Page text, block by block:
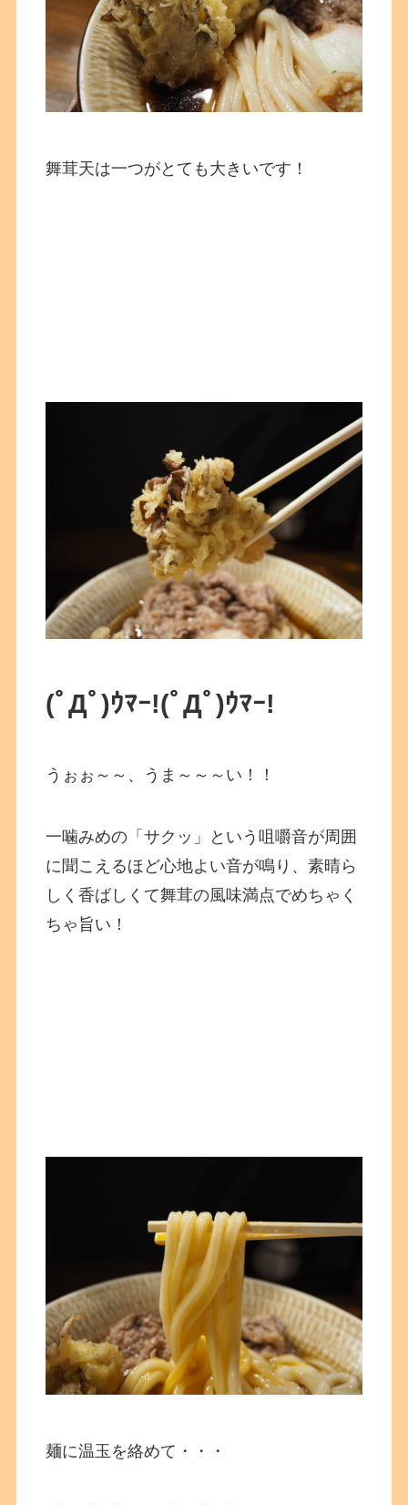
舞茸天は一つがとても大きいです！
(ﾟДﾟ)ｳﾏｰ!(ﾟДﾟ)ｳﾏｰ!
うぉぉ～～、うま～～～い！！
一噛みめの「サクッ」という咀嚼音が周囲
に聞こえるほど心地よい音が鳴り、素晴ら
しく香ばしくて舞茸の風味満点でめちゃく
ちゃ旨い！
麺に温玉を絡めて・・・